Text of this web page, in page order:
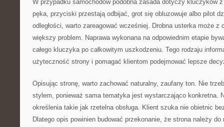
W przypadku samochodów podobna zasada dotyczy kluczyków
pęka, przyciski przestają odbijać, grot się obluzowuje albo pilot
odległości, warto zareagować wcześniej. Drobna usterka może z
większy problem. Naprawa wykonana na odpowiednim etapie
całego kluczyka po całkowitym uszkodzeniu. Tego rodzaju
użyteczność strony i pomagać klientom podejmować lepsze
Opisując stronę, warto zachować naturalny, zaufany ton. Nie
stylem, ponieważ sama tematyka jest wystarczająco konkretna.
określenia takie jak rzetelna obsługa. Klient szuka nie obietnic
Dlatego opis powinien budować przekonanie, że strona należy